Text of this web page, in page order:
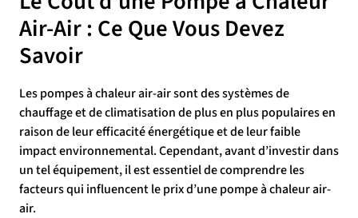
Air-Air : Ce Que Vous Devez
Savoir
Les pompes à chaleur air-air sont des systèmes de
chauffage et de climatisation de plus en plus populaires en
raison de leur efficacité énergétique et de leur faible
impact environnemental. Cependant, avant d’investir dans
un tel équipement, il est essentiel de comprendre les
facteurs qui influencent le prix d’une pompe à chaleur air-
air.